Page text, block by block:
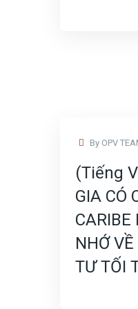
By OPV
(Tiếng
GIA CÓ
CARIBE
NHỚ
TƯ TỐI